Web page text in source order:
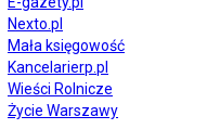
Nexto.pl
Mała księgowość
Kancelarierp.pl
Wieści Rolnicze
Życie Warszawy